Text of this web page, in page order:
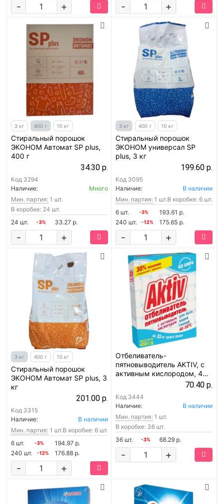
+
- +
-
3 кг 400 г 10 кг
Стиральный порошок
ЭКОНОМ Автомат SP plus,
400 г
34.30 р.
Код 3294
Наличие:
Много
Мин. партия: 1 шт.
В коробке: 24 шт.
24 шт.
-3% 33.27 р.
+
-
3 кг 400 г 10 кг
Стиральный порошок
ЭКОНОМ универсал SP
plus, 3 кг
199.60 р.
Код 3095
Наличие:
В наличии
Мин. партия: 1 шт.В коробке: 6 шт.
6 шт.
-3%
193.61 р.
240 шт.
-12% 175.65 р.
+
-
3 кг 400 г 10 кг
Стиральный порошок
ЭКОНОМ Автомат SP plus, 3
кг
201.00 р.
Код 3315
Наличие:
В наличии
Мин. партия: 1 шт.В коробке: 6 шт.
6 шт.
-3%
194.97 р.
240 шт.
-12% 176.88 р.
+
-
Отбеливатель-
пятновыводитель AKTIV, с
активным кислородом, 450
70.40 р.
Код 3444
Наличие:
В наличии
Мин. партия: 1 шт.
В коробке: 36 шт.
36 шт.
-3% 68.29 р.
+
-